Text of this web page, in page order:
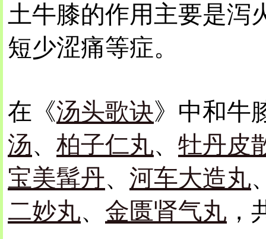
土牛膝的作用主要是泻
短少涩痛等症。
在《汤头歌诀》中和牛
汤、 柏子仁丸、 牡丹皮
宝美髯丹、 河车大造丸
二妙丸、 金匮肾气丸 ，